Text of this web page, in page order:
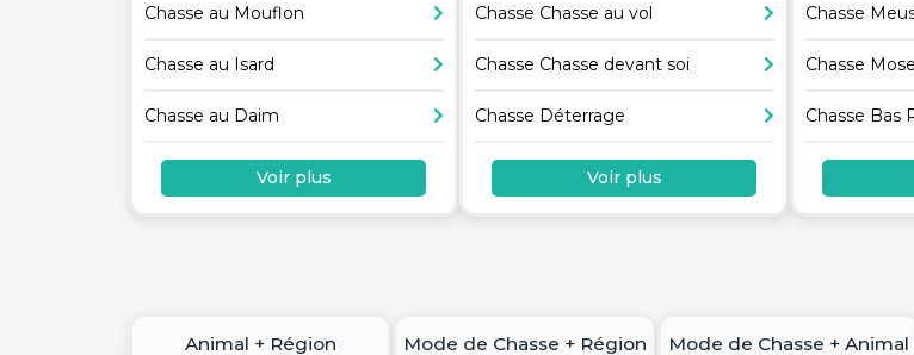
Chasse au Mouflon
Chasse au Isard
Chasse au Daim
Voir plus
Chasse Chasse au vol
Chasse Chasse devant soi
Chasse Déterrage
Voir plus
Chasse
Chasse
Chasse Bas
Animal + Région Mode de Chasse + Région Mode de Chasse + Animal